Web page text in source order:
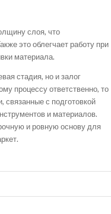
слоя, что
это облегчает работу при
материала.
стадия, но и залог
процессу ответственно, то
связанные с подготовкой
и материалов.
и ровную основу для